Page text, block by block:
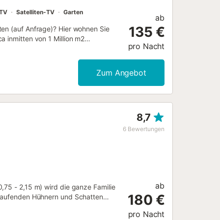
Satelliten-TV Garten
(auf Anfrage)? Hier wohnen Sie
inmitten von 1 Million m2
im Freien. Auf der
Sonnenuntergang. Bestaunen Sie
kleinen Kapelle oder bei den
Haus mit viel Geschichte
Wochenmarkt statt.
Insel ist innerhalb von 30
ab
135 €
pro Nacht
Zum Angebot
8,7
6 Bewertungen
- 2,15 m) wird die ganze Familie
Hühnern und Schatten
verwöhnen. Grillfreunde
ab
180 €
pro Nacht